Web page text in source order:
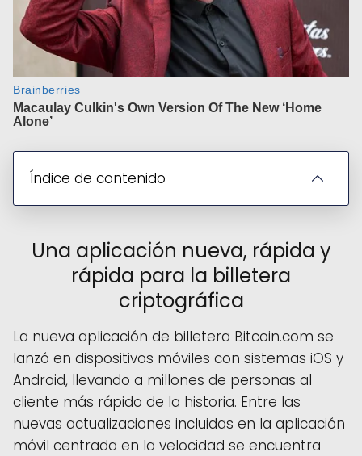
Índice de contenido
Una aplicación nueva, rápida y
rápida para la billetera
criptográfica
La nueva aplicación de billetera Bitcoin.com se
lanzó en dispositivos móviles con sistemas iOS y
Android, llevando a millones de personas al
cliente más rápido de la historia. Entre las
nuevas actualizaciones incluidas en la aplicación
móvil centrada en la velocidad se encuentra